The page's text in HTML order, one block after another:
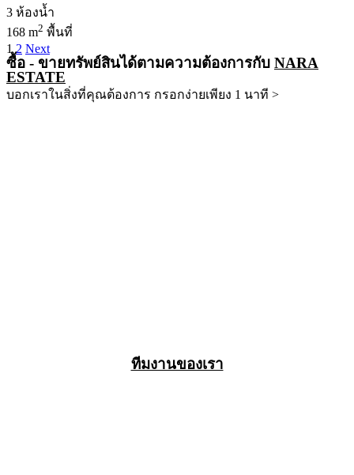
3 ห้องน้ำ
168 m2 พื้นที่
1 2 Next
ซื้อ - ขายทรัพย์สินได้ตามความต้องการกับ NARA
ESTATE
บอกเราในสิ่งที่คุณต้องการ กรอกง่ายเพียง 1 นาที >
ทีมงานของเรา